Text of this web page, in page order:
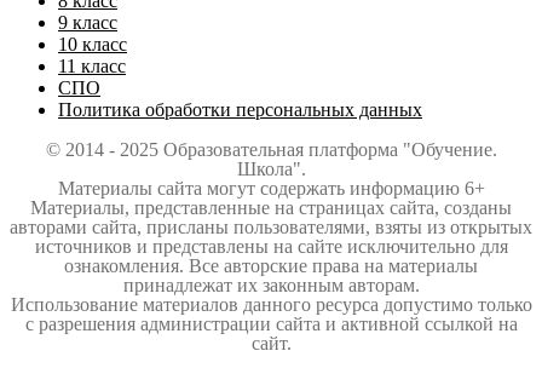
9 класс
10 класс
11 класс
СПО
Политика обработки персональных данных
© 2014 - 2025 Образовательная платформа "Обучение.
Школа".
Материалы сайта могут содержать информацию 6+
Материалы, представленные на страницах сайта, созданы
авторами сайта, присланы пользователями, взяты из открытых
источников и представлены на сайте исключительно для
ознакомления. Все авторские права на материалы
принадлежат их законным авторам.
Использование материалов данного ресурса допустимо только
с разрешения администрации сайта и активной ссылкой на
сайт.